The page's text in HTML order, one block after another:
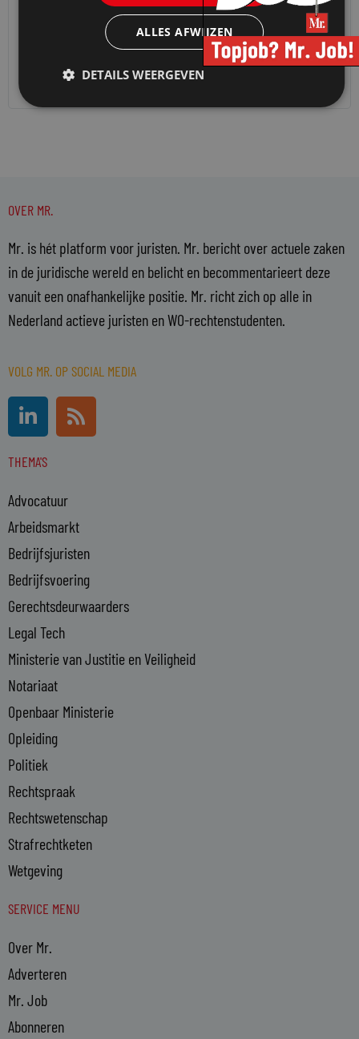
CURSUSSEN AI FOR LEGAL VAN HOUSE IN 2026
VERLENGD WEGENS GROTE BELANGSTELLING
OVER MR.
Mr. is hét platform voor juristen. Mr. bericht over actuele zaken
in de juridische wereld en belicht en becommentarieert deze
vanuit een onafhankelijke positie. Mr. richt zich op alle in
Nederland actieve juristen en WO-rechtenstudenten.
VOLG MR. OP SOCIAL MEDIA
L
i
n
k
d
i
n
-
i
n
R
s
s
THEMA'S
Advocatuur
Arbeidsmarkt
Bedrijfsjuristen
Bedrijfsvoering
Gerechtsdeurwaarders
Legal Tech
Ministerie van Justitie en Veiligheid
Notariaat
Openbaar Ministerie
Opleiding
Politiek
Rechtspraak
Rechtswetenschap
Strafrechtketen
Wetgeving
SERVICE MENU
Over Mr.
Adverteren
Mr. Job
Abonneren
ALLES AFWIJZEN
DETAILS WEERGEVEN